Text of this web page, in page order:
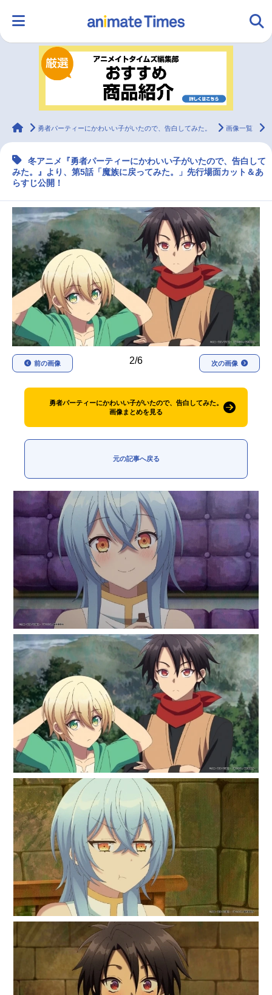
ランキング アニメ
ラジオ
マンガ・ラノベ ゲーム・アプリ 音楽 コスプレ
2.5次元 配信・Vtuber トレンド 無料マンガ
最新記事一覧
アニメ記事一覧 声優記事一覧
アニメ映画一覧 実写化映画一覧
今期アニメ曜日別一覧
春アニメ 夏アニメ
秋アニメ
男性声優/女性声優一覧
animateTimes
勇者パーティーにかわいい子がいたので、告白してみた。 画像一覧
冬アニメ『勇者パーティーにかわいい子がいたので、告白して
みた。』より、第5話「魔族に戻ってみた。」先行場面カット＆あ
らすじ公開！
2/6
前の画像 次の画像
勇者パーティーにかわいい子がいたので、告白してみた。
画像まとめを見る
元の記事へ戻る